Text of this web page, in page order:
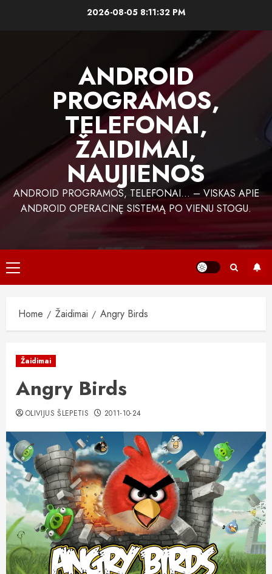
2026-08-05 8:11:33 PM
ANDROID
PROGRAMOS,
TELEFONAI,
ŽAIDIMAI,
NAUJIENOS
ANDROID PROGRAMOS, TELEFONAI… – VISKAS APIE
ANDROID OPERACINĘ SISTEMĄ PO VIENU STOGU.
Primary
Menu
Home Žaidimai Angry Birds
Žaidimai
Angry Birds
OLIVIJUS ŠLEPETIS 2011-10-24